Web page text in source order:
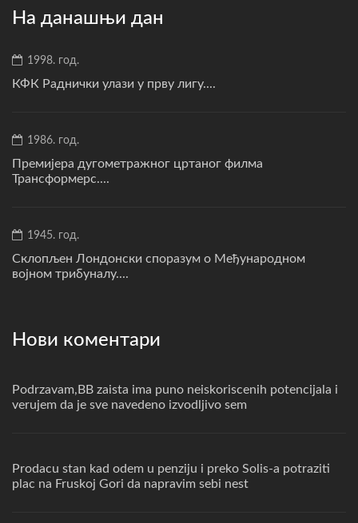
На данашњи дан
1998. год.
КФК Раднички улази у прву лигу....
1986. год.
Премијера дугометражног цртаног филма
Трансформерс....
1945. год.
Склопљен Лондонски споразум о Међународном
војном трибуналу....
Нови коментари
Podrzavam,BB zaista ima puno neiskoriscenih potencijala i
verujem da je sve navedeno izvodljivo sem
Prodacu stan kad odem u penziju i preko Solis-a potraziti
plac na Fruskoj Gori da napravim sebi nest